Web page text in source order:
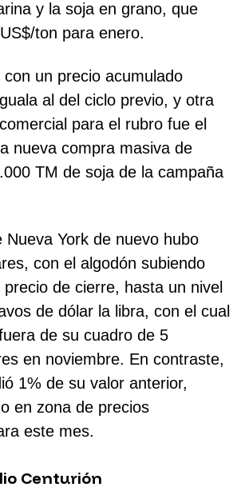
y la soja en grano, que
ton para enero.
un precio acumulado
al del ciclo previo, y otra
para el rubro fue el
nueva compra masiva de
TM de soja de la campaña
Nueva York de nuevo hubo
con el algodón subiendo
de cierre, hasta un nivel
de dólar la libra, con el cual
de su cuadro de 5
en noviembre. En contraste,
1% de su valor anterior,
en zona de precios
este mes.
Centurión